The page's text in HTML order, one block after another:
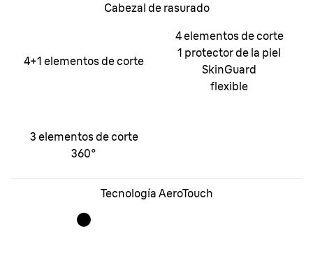
Cabezal de rasurado
4+1 elementos de corte
4 elementos de corte
1 protector de la piel
SkinGuard
flexible
3 elementos de corte
360°
Tecnología AeroTouch